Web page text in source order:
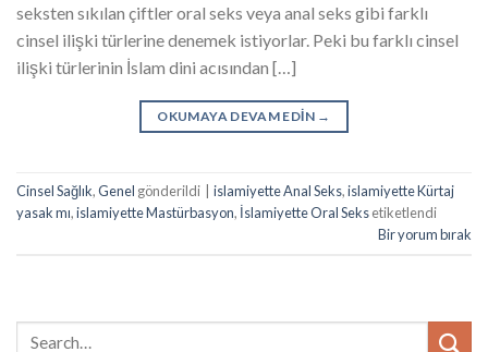
seksten sıkılan çiftler oral seks veya anal seks gibi farklı
cinsel ilişki türlerine denemek istiyorlar. Peki bu farklı cinsel
ilişki türlerinin İslam dini acısından […]
OKUMAYA DEVAM EDIN →
Cinsel Sağlık,Genel gönderildi islamiyette Anal Seks,islamiyette Kürtaj
yasak mı,islamiyette Mastürbasyon, İslamiyette Oral Seksetiketlendi
Bir yorum bırak